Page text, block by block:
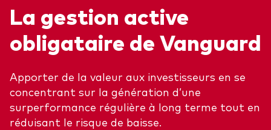
La gestion active
obligataire de Vanguard
Apporter de la valeur aux investisseurs en se
concentrant sur la génération d’une
surperformance régulière à long terme tout en
réduisant le risque de baisse.